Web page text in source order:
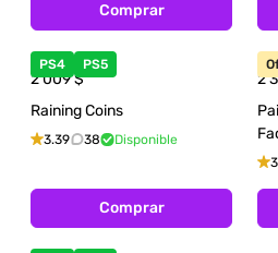
Comprar
PS4 PS5
2 009$
Raining Coins
3.39 38 Disponible
Comprar
2